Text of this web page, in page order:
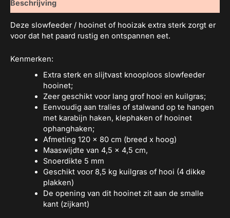
Beschrijving
Deze slowfeeder / hooinet of hooizak extra sterk zorgt er
voor dat het paard rustig en ontspannen eet.
Kenmerken:
Extra sterk en slijtvast knooploos slowfeeder
hooinet;
Zeer geschikt voor lang grof hooi en kuilgras;
Eenvoudig aan tralies of stalwand op te hangen
met karabijn haken, klephaken of hooinet
ophanghaken;
Afmeting 120 x 80 cm (breed x hoog)
Maaswijdte van 4,5 x 4,5 cm,
Snoerdikte 5 mm
Geschikt voor 8,5 kg kuilgras of hooi (4 dikke
plakken)
De opening van dit hooinet zit aan de smalle
kant (zijkant)